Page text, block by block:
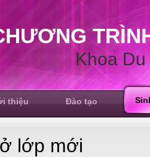
Khoa
thiệu Đào tạo
lớp mới